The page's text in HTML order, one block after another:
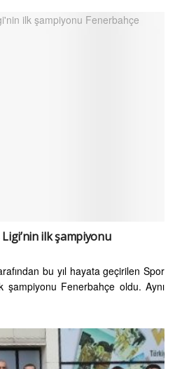
ilk şampiyonu
bu yıl hayata geçirilen Spor
Fenerbahçe oldu. Aynı